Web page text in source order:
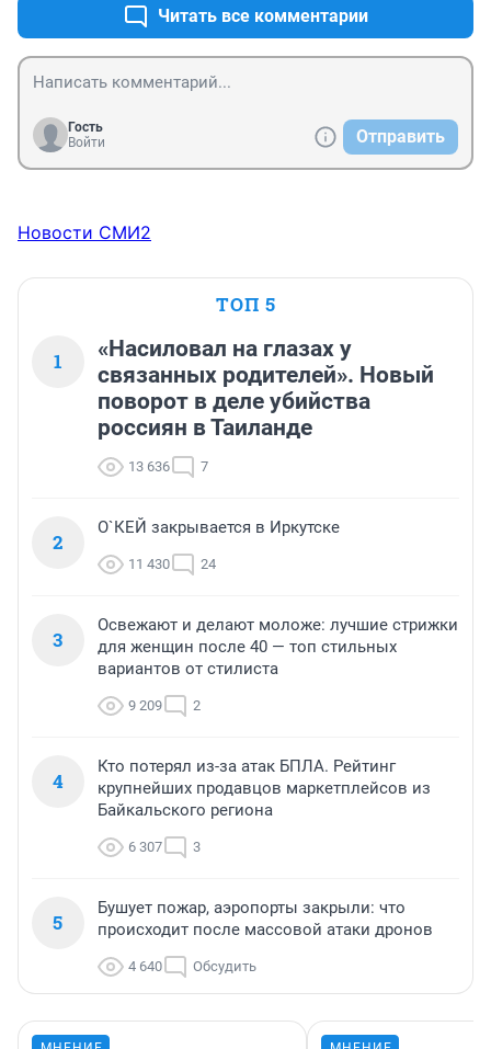
Читать все комментарии
Гость
Войти
Отправить
Новости СМИ2
ТОП 5
1
«Насиловал на глазах у
связанных родителей». Новый
поворот в деле убийства
россиян в Таиланде
13 636 7
2
О`КЕЙ закрывается в Иркутске
11 430 24
3
Освежают и делают моложе: лучшие стрижки
для женщин после 40 — топ стильных
вариантов от стилиста
9 209 2
4
Кто потерял из-за атак БПЛА. Рейтинг
крупнейших продавцов маркетплейсов из
Байкальского региона
6 307 3
5
Бушует пожар, аэропорты закрыли: что
происходит после массовой атаки дронов
4 640 Обсудить